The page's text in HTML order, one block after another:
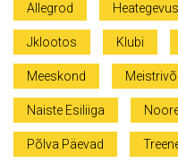
Allegrod Heategevus
Jklootos Klubi
Meeskond
Naiste Esiliiga
Põlva Päevad